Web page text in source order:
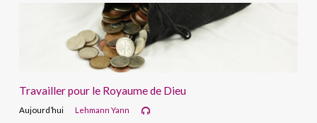
Travailler pour le Royaume de Dieu
Aujourd’hui Lehmann Yann